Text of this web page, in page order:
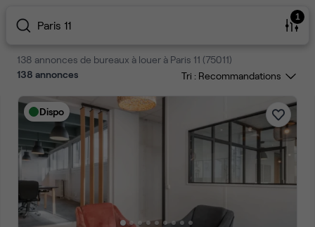
Paris 11
1
138 annonces de bureaux à louer à Paris 11 (75011)
138 annonces Tri :
Dispo